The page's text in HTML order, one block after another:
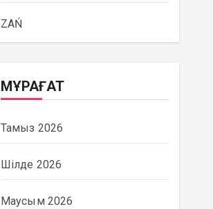
ZAŃ
МҰРАҒАТ
Тамыз 2026
Шілде 2026
Маусым 2026